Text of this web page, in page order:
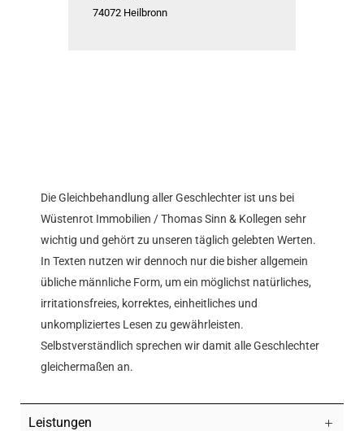
74072 Heilbronn
Die Gleichbehandlung aller Geschlechter ist uns bei
Wüstenrot Immobilien / Thomas Sinn & Kollegen sehr
wichtig und gehört zu unseren täglich gelebten Werten.
In Texten nutzen wir dennoch nur die bisher allgemein
übliche männliche Form, um ein möglichst natürliches,
irritationsfreies, korrektes, einheitliches und
unkompliziertes Lesen zu gewährleisten.
Selbstverständlich sprechen wir damit alle Geschlechter
gleichermaßen an.
Leistungen